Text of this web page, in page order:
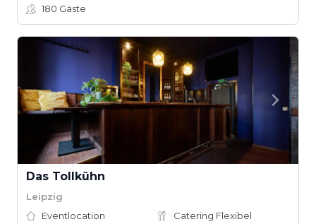
180 Gäste
Das Tollkühn
Leipzig
Eventlocation
Catering Flexibel